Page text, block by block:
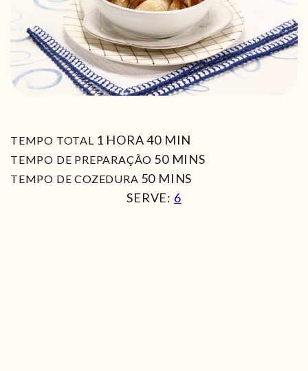
TEMPO TOTAL 1 HORA
HORA 40MIN
MIN
TEMPO DE PREPARAÇÃO 50MIN
MINS
TEMPO DE COZEDURA 50MIN
MINS
SERVE: 6